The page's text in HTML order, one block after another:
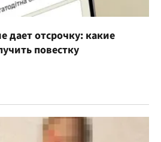
дает отсрочку: какие
повестку